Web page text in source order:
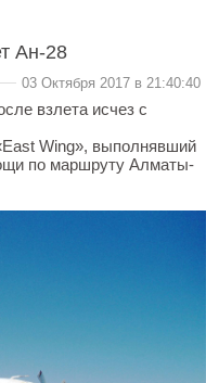
Ан-28
03 Октября 2017 в 21:40:40
взлета исчез с
Wing», выполнявший
по маршруту Алматы-